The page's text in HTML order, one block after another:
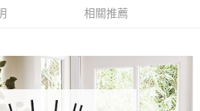
，依約使用本公司帳單繳交帳款。
閱以下連結：https://oppay.tw/userRule
同意取消之訂單仍視為有效，需透過AFTEE先享
support/home
限公司提供之「AFTEE先享後付」服務完成之交
內提供個人資料，並將交易相關給付款項請求債
含以上)免運費
相關推薦